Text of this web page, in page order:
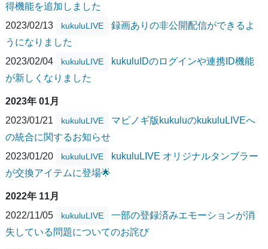
得機能を追加しました
2023/02/13
kukuluLIVE
録画ありの非公開配信ができるよ
うになりました
2023/02/04
kukuluLIVE
kukuluIDのログインや連携ID機能
が新しくなりました
2023年 01月
2023/01/21
kukuluLIVE
マビノギ版kukuluのkukuluLIVEへ
の統合に関するお知らせ
2023/01/20
kukuluLIVE
kukuluLIVE オリジナルタンブラー
が交換アイテムに登場🌟
2022年 11月
2022/11/05
kukuluLIVE
一部の登録済みエモーションが消
失している問題についてのお詫び